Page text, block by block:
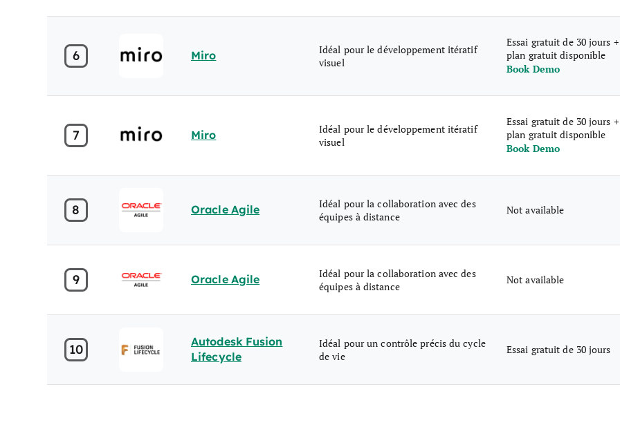
6 Miro
Idéal pour le développement itératif
visuel
Essai gratuit de 30 jours +
plan gratuit disponible
Book Demo
7 Miro
Idéal pour le développement itératif
visuel
Essai gratuit de 30 jours +
plan gratuit disponible
Book Demo
8 Oracle Agile
Idéal pour la collaboration avec des
équipes à distance
Not available
9 Oracle Agile
Idéal pour la collaboration avec des
équipes à distance
Not available
10
Autodesk Fusion
Lifecycle
Idéal pour un contrôle précis du cycle
de vie
Essai gratuit de 30 jours